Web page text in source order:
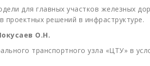
для главных участков железных
проектных решений в
О.Н.
транспортного узла «ЦТУ» в